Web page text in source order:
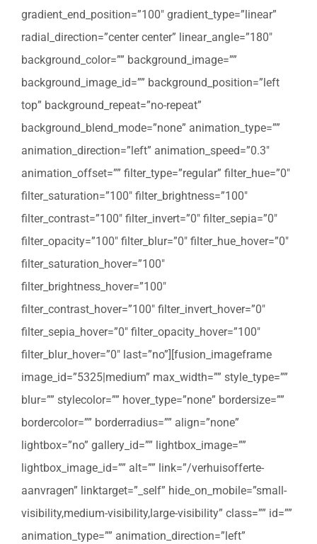
gradient_end_position=”100″ gradient_type=”linear”
radial_direction=”center center” linear_angle=”180″
background_color=”” background_image=””
background_image_id=”” background_position=”left
top” background_repeat=”no-repeat”
background_blend_mode=”none” animation_type=””
animation_direction=”left” animation_speed=”0.3″
animation_offset=”” filter_type=”regular” filter_hue=”0″
filter_saturation=”100″ filter_brightness=”100″
filter_contrast=”100″ filter_invert=”0″ filter_sepia=”0″
filter_opacity=”100″ filter_blur=”0″ filter_hue_hover=”0″
filter_saturation_hover=”100″
filter_brightness_hover=”100″
filter_contrast_hover=”100″ filter_invert_hover=”0″
filter_sepia_hover=”0″ filter_opacity_hover=”100″
filter_blur_hover=”0″ last=”no”][fusion_imageframe
image_id=”5325|medium” max_width=”” style_type=””
blur=”” stylecolor=”” hover_type=”none” bordersize=””
bordercolor=”” borderradius=”” align=”none”
lightbox=”no” gallery_id=”” lightbox_image=””
lightbox_image_id=”” alt=”” link=”/verhuisofferte-
aanvragen” linktarget=”_self” hide_on_mobile=”small-
visibility,medium-visibility,large-visibility” class=”” id=””
animation_type=”” animation_direction=”left”